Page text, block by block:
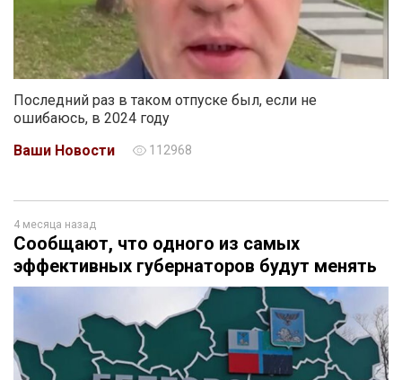
Последний раз в таком отпуске был, если не
ошибаюсь, в 2024 году
Ваши Новости
112968
4 месяца назад
Сообщают, что одного из самых
эффективных губернаторов будут менять